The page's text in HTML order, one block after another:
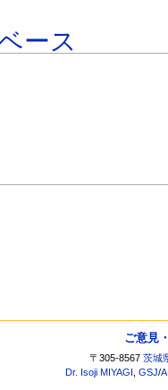
ース
ご意見
〒305-8567茨城
Dr. Isoji MIYAGI
,GSJ/